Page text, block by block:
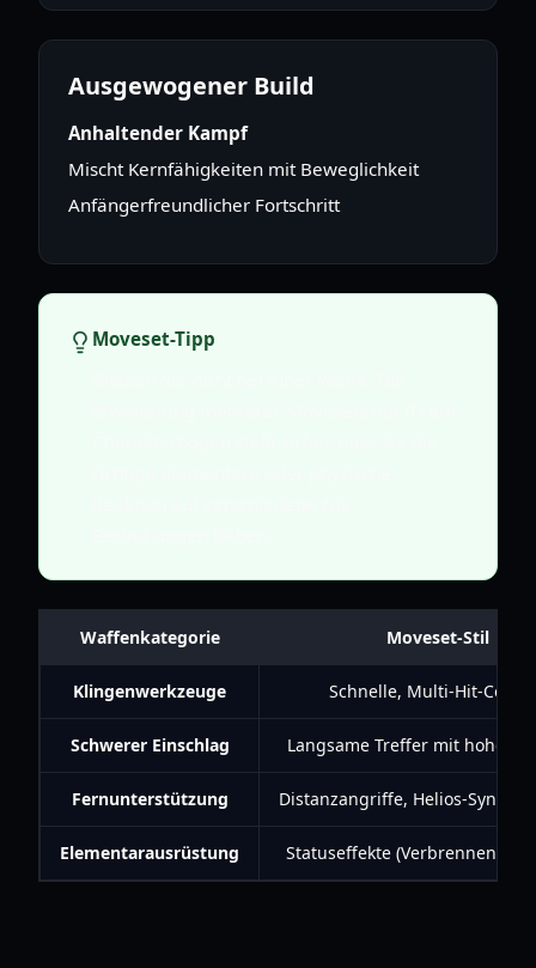
Ausgewogener Build
Anhaltender Kampf
Mischt Kernfähigkeiten mit Beweglichkeit
Anfängerfreundlicher Fortschritt
Moveset-Tipp
Waffenkategorie Moveset-Stil
Klingenwerkzeuge Schnelle, Multi-Hit-
Schwerer Einschlag Langsame Treffer mit hohem
Fernunterstützung Distanzangriffe, Helios-
Elementarausrüstung Statuseffekte (Verbrennen,